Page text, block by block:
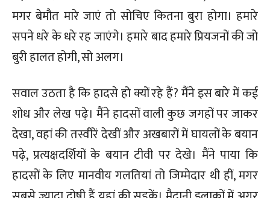
मगर बेमौत मारे जाएं तो सोचिए कितना बुरा होगा। हमारे
सपने धरे के धरे रह जाएंगे। हमारे बाद हमारे प्रियजनों की जो
बुरी हालत होगी, सो अलग।
सवाल उठता है कि हादसे हो क्यों रहे हैं? मैंने इस बारे में कई
शोध और लेख पढ़े। मैंने हादसों वाली कुछ जगहों पर जाकर
देखा, वहां की तस्वीरें देखीं और अखबारों में घायलों के बयान
पढ़े, प्रत्यक्षदर्शियों के बयान टीवी पर देखे। मैंने पाया कि
हादसों के लिए मानवीय गलतियां तो जिम्मेदार थी हीं, मगर